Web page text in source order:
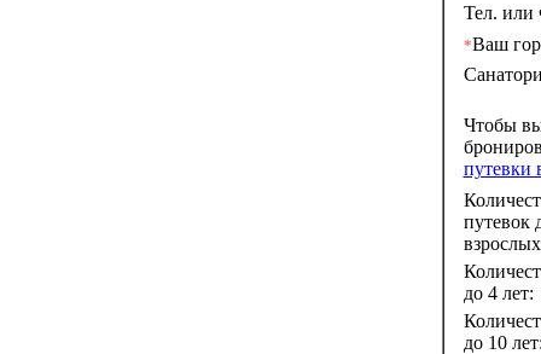
Тел. или
*Ваш
Чтобы
путевки
путевок
до 4 лет:
до 10